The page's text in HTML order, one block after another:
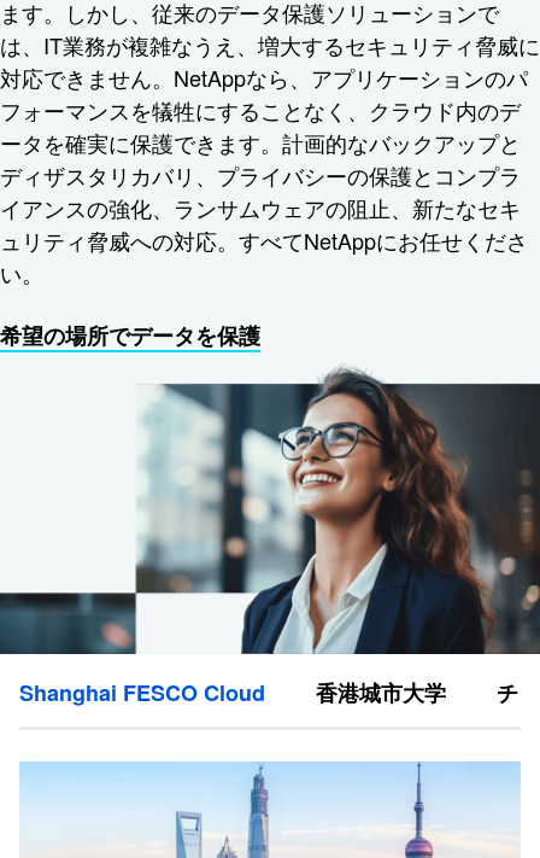
ます。しかし、従来のデータ保護ソリューションで
は、IT業務が複雑なうえ、増大するセキュリティ脅威に
対応できません。NetAppなら、アプリケーションのパ
フォーマンスを犠牲にすることなく、クラウド内のデ
ータを確実に保護できます。計画的なバックアップと
ディザスタリカバリ、プライバシーの保護とコンプラ
イアンスの強化、ランサムウェアの阻止、新たなセキ
ュリティ脅威への対応。すべてNetAppにお任せくださ
い。
希望の場所でデータを保護
Shanghai FESCO Cloud 香港城市大学 チ